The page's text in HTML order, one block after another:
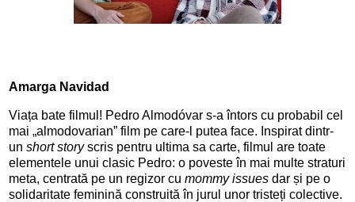
Amarga Navidad
Viața bate filmul! Pedro Almodóvar s-a întors cu probabil cel
mai „almodovarian” film pe care-l putea face. Inspirat dintr-
un short storyscris pentru ultima sa carte, filmul are toate
elementele unui clasic Pedro: o poveste în mai multe straturi
meta, centrată pe un regizor cu mommy issues dar și pe o
solidaritate feminină construită în jurul unor tristeți colective.